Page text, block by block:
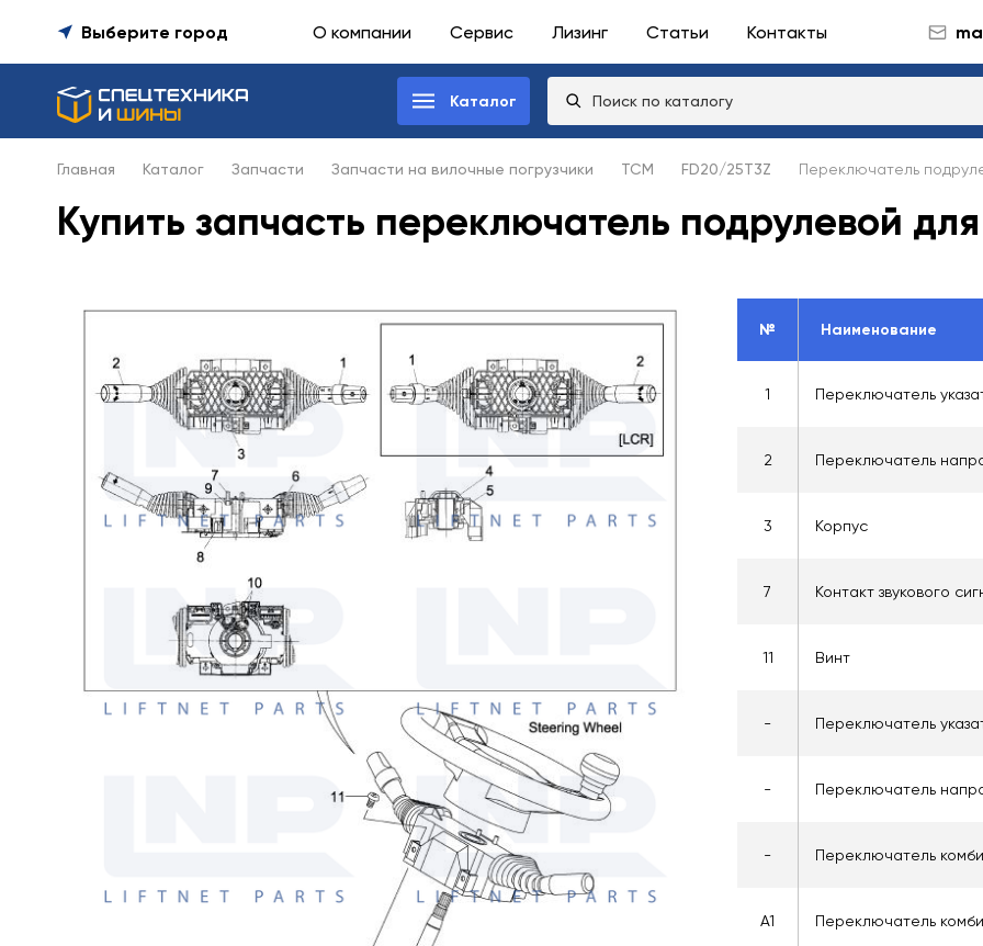
Выберите город О компании Сервис Лизинг Статьи Контакты
Каталог
Главная Каталог Запчасти Запчасти на вилочные погрузчики TCM FD20/25T3Z Переключатель
Купить запчасть переключатель подрулевой для
№ Наименование
1 Переключатель
2 Переключатель
3 Корпус
7 Контакт звукового
11 Винт
- Переключатель
- Переключатель
- Переключатель
A1 Переключатель